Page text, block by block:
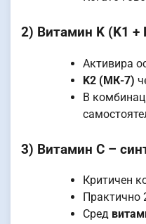
2) Витамин K (K1 +
Активира
K2 (МК-7)
В
3) Витамин C –
Критичен
Практично
Сред